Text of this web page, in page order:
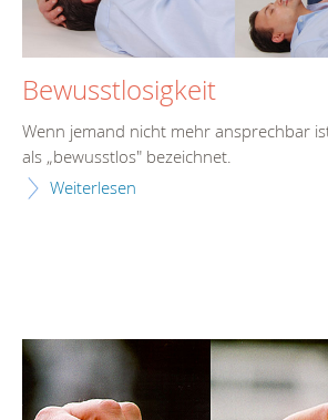
Bewusstlosigkeit
Wenn jemand nicht mehr ansprechbar
als „bewusstlos" bezeichnet.
Weiterlesen